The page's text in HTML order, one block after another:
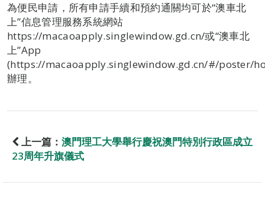
為便民申請，所有申請手續和預約通關均可於“澳車北
上”信息管理服務系統網站
https://macaoapply.singlewindow.gd.cn/或“澳車北
上”App
(https://macaoapply.singlewindow.gd.cn/#/poster/
辦理。
上一篇： 澳門理工大學舉行慶祝澳門特別行政區成立
23周年升旗儀式